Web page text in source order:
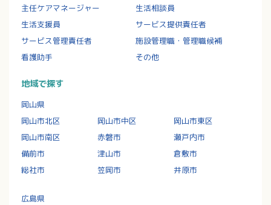
主任ケアマネージャー
生活相談員
生活支援員
サービス提供責任者
サービス管理責任者
施設管理職・管理職候補
看護助手
その他
地域で探す
岡山県
岡山市北区
岡山市中区
岡山市東区
岡山市南区
赤磐市
瀬戸内市
備前市
津山市
倉敷市
総社市
笠岡市 井原市
広島県